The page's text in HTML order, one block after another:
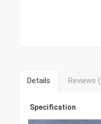
Details Reviews (
Specification